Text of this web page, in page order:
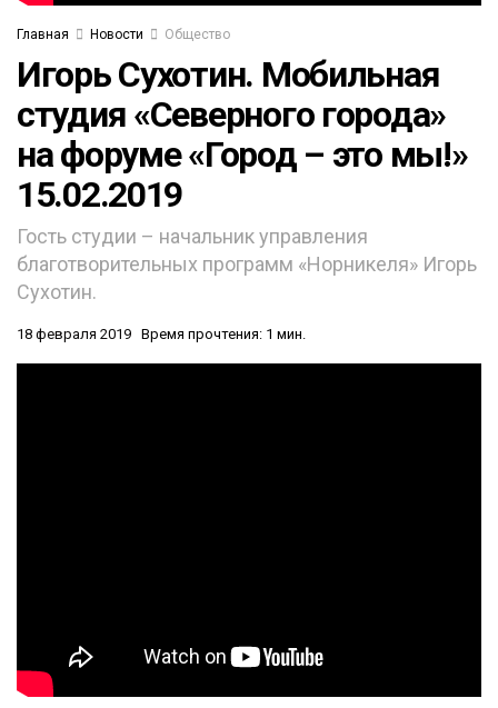
Главная Новости Общество
Игорь Сухотин. Мобильная
студия «Северного города»
на форуме «Город – это мы!»
15.02.2019
Гость студии – начальник управления
благотворительных программ «Норникеля» Игорь
Сухотин.
18 февраля 2019 Время прочтения: 1 мин.